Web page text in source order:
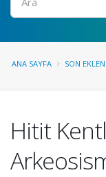
ANA SAYFA SON
Hitit